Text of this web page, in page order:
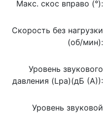
Макс. скос вправо (°):
Скорость без нагрузки
(об/мин):
Уровень звукового
давления (Lpa)(дБ (А)):
Уровень звуковой